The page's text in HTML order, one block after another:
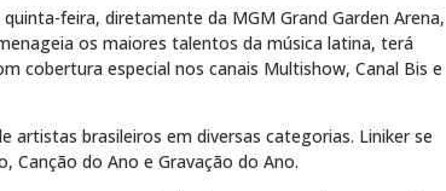
feira, diretamente da MGM Grand Garden Arena,
os maiores talentos da música latina, terá
cobertura especial nos canais Multishow, Canal Bis e
brasileiros em diversas categorias. Liniker se
Canção do Ano e Gravação do Ano.